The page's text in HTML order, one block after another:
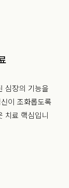
심장의 기능을
이 조화롭도록
치료 핵심입니